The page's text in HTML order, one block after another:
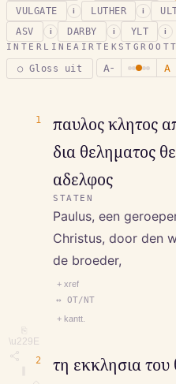
VULGATE i LUTHER i
ASV i DARBY i YLT i
INTERLINEAIR
○ Gloss uit A − A
1
⎘
\u229E
παυλος κλητος
δια θεληματος
αδελφος
STATEN
Paulus, een
Christus, door den
de broeder,
+ xref
↔ OT/NT
+ kantt.
2
τη εκκλησια